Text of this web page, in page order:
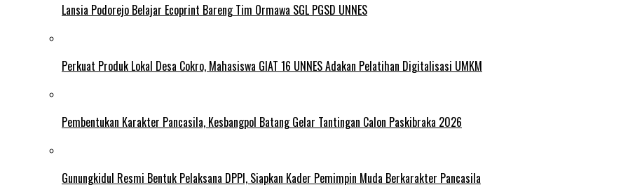
Lansia Podorejo Belajar Ecoprint Bareng Tim Ormawa SGL PGSD UNNES
Perkuat Produk Lokal Desa Cokro, Mahasiswa GIAT 16 UNNES Adakan Pelatihan Digitalisasi UMKM
Pembentukan Karakter Pancasila, Kesbangpol Batang Gelar Tantingan Calon Paskibraka 2026
Gunungkidul Resmi Bentuk Pelaksana DPPI, Siapkan Kader Pemimpin Muda Berkarakter Pancasila